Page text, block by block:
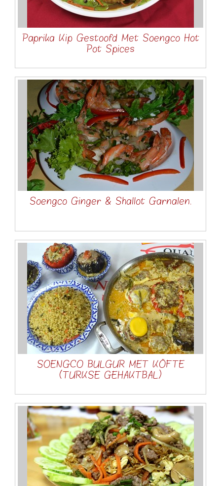
Paprika Kip Gestoofd Met Soengco Hot
Pot Spices
Soengco Ginger & Shallot Garnalen.
SOENGCO BULGUR MET KÖFTE
(TURKSE GEHAKTBAL)